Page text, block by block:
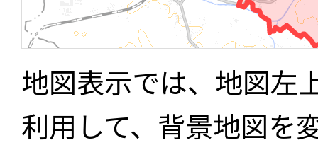
地図表示では、地図左
利用して、背景地図を